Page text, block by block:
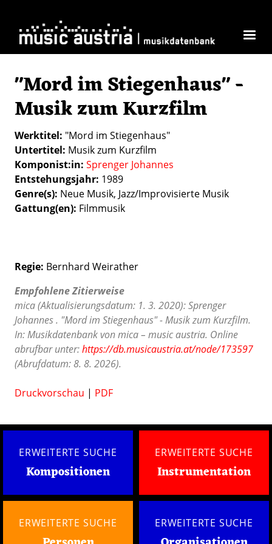
"Mord im Stiegenhaus" -
Musik zum Kurzfilm
Werktitel "Mord im Stiegenhaus"
Untertitel Musik zum Kurzfilm
Komponist:in Sprenger Johannes
Entstehungsjahr 1989
Genre(s) Neue Musik Jazz/Improvisierte Musik
Gattung(en) Filmmusik
Regie: Bernhard Weirather
Empfohlene Zitierweise
mica (Aktualisierungsdatum: 1. 3. 2020): Sprenger
Johannes . "Mord im Stiegenhaus" - Musik zum Kurzfilm.
In: Musikdatenbank von mica – music austria. Online
abrufbar unter:https://db.musicaustria.at/node/173597
(Abrufdatum: 8. 8. 2026).
Druckvorschau | PDF
ERWEITERTE SUCHE
Kompositionen
ERWEITERTE SUCHE
Instrumentation
ERWEITERTE SUCHE ERWEITERTE SUCHE